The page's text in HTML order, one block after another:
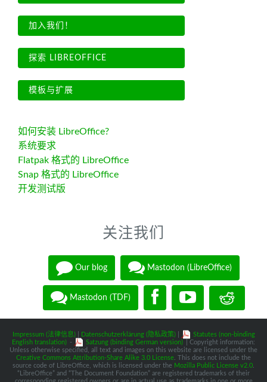
加入我们！
探索 LIBREOFFICE
模板与扩展
如何安装 LibreOffice?
系统要求
Flatpak 格式的 LibreOffice
Snap 格式的 LibreOffice
开发测试版
关注我们
Our blog Mastodon (LibreOffice)
Mastodon (TDF)
Impressum (法律信息)| Datenschutzerklärung (隐私政策)|
Statutes (non-binding
English translation) - Satzung (binding German version)
| Copyright information:
Unless otherwise specified, all text and images on this website are licensed under the
Creative Commons Attribution-Share Alike 3.0 License . This does not include the
source code of LibreOffice, which is licensed under the Mozilla Public License v2.0
“LibreOffice” and “The Document Foundation” are registered trademarks of their